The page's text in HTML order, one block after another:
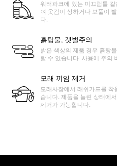
워터파크에 있는 미끄럼틀
여 옷감이 상하거나 보풀이
다.
흙탕물, 갯벌주의
밝은 색상의 제품 경우 흙탕
할 수 있습니다. 사용에 주의
모래 끼임 제거
모래사장에서 래쉬가드를 착
습니다. 제품을 늘린 상태에
제거가 가능합니다.